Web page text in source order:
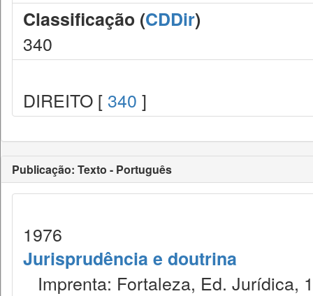
Classificação (CDDir)
340
DIREITO [ 340 ]
Publicação: Texto - Português
1976
Jurisprudência e doutrina
Imprenta: Fortaleza, Ed. Jurídica,